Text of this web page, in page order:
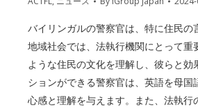
バイリンガルの警察官は、特に住民の
地域社会では、法執行機関にとって重
ような住民の文化を理解し、彼らと効
ションができる警察官は、英語を母国
心感と理解を与えます。また、法執行